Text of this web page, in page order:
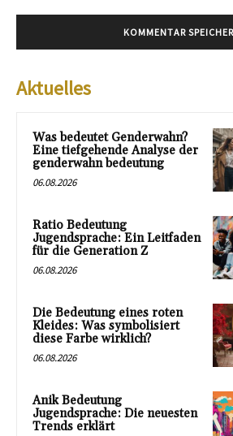
Aktuelles
Was bedeutet Genderwahn?
Eine tiefgehende Analyse der
genderwahn bedeutung
06.08.2026
Ratio Bedeutung
Jugendsprache: Ein Leitfaden
für die Generation Z
06.08.2026
Die Bedeutung eines roten
Kleides: Was symbolisiert
diese Farbe wirklich?
06.08.2026
Anik Bedeutung
Jugendsprache: Die neuesten
Trends erklärt